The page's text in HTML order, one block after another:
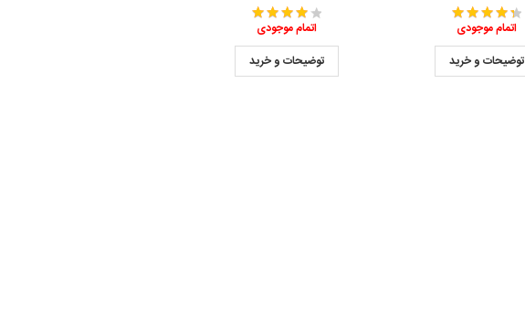
اتمام موجودی
توضیحات و خرید
اتمام موجودی
توضیحات و خرید